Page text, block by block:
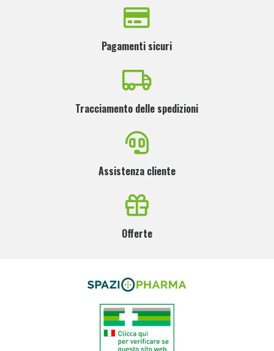
Pagamenti sicuri
Tracciamento delle spedizioni
Assistenza cliente
Offerte